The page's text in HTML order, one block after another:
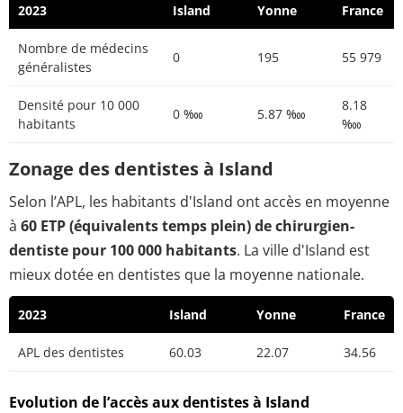
2023 Island Yonne France
Nombre de médecins
généralistes
0 195 55 979
Densité pour 10 000
habitants
0 ‱ 5.87 ‱
8.18
‱
Zonage des dentistes à Island
Selon l’APL, les habitants d'Island ont accès en moyenne
à 60 ETP (équivalents temps plein) de chirurgien-
dentiste pour 100 000 habitants. La ville d'Island est
mieux dotée en dentistes que la moyenne nationale.
2023 Island Yonne France
APL des dentistes 60.03 22.07 34.56
Evolution de l’accès aux dentistes à Island